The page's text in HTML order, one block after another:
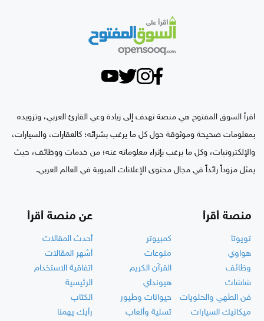
اقرأ السوق المفتوح هي منصة تهدف إلى زيادة وعي القارئ العربي، وتزويده
بمعلومات صحيحة وموثوقة حول كل ما يرغب بشرائه؛ كالعقارات، والسيارات،
والإلكترونيات، وكل ما يرغب بإثراء معلوماته عنه؛ من خدمات ووظائف، حيث
يمثل مزوداً رائداً في مجال محتوى الإعلانات المبوبة في العالم العربي.
منصة أقرأ
تويوتا
كمبيوتر
هواوي
منوعات
وظائف
القرآن الكريم
شاشات
هيونداي
فن الطهي والحلويات
حيوانات وطيور
ميكانيك السيارات
تسلية وألعاب
عن منصة أقرأ
أحدث المقالات
أشهر المقالات
اتفاقية الاستخدام
الرئيسية
الكتاب
رأيك يهمنا